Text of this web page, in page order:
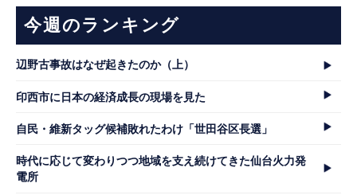
今週のランキング
辺野古事故はなぜ起きたのか（上）
印西市に日本の経済成長の現場を見た
自民・維新タッグ候補敗れたわけ「世田谷区長選」
時代に応じて変わりつつ地域を支え続けてきた仙台火力発
電所